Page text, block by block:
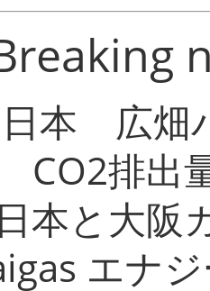
本 広畑
排出
本と大阪
エナ